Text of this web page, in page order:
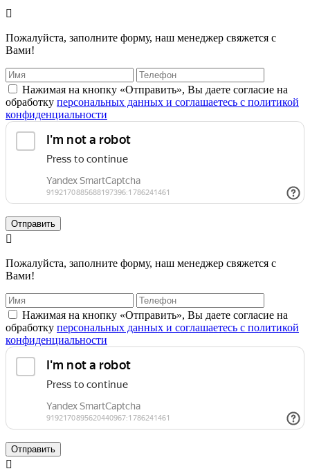

Пожалуйста, заполните форму, наш менеджер свяжется с
Вами!
Нажимая на кнопку «Отправить», Вы даете согласие на
обработку персональных данных и соглашаетесь с политикой
конфиденциальности
Отправить

Пожалуйста, заполните форму, наш менеджер свяжется с
Вами!
Нажимая на кнопку «Отправить», Вы даете согласие на
обработку персональных данных и соглашаетесь с политикой
конфиденциальности
Отправить
